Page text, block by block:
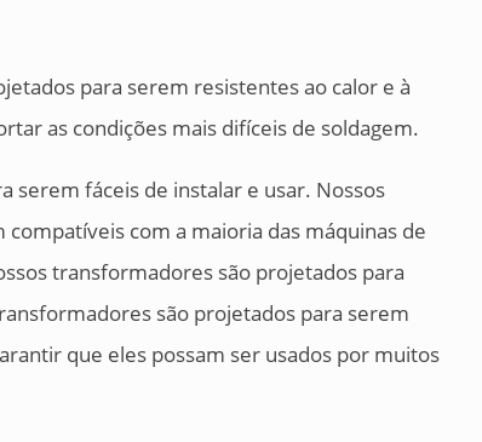
para serem resistentes ao calor e à
as condições mais difíceis de soldagem.
serem fáceis de instalar e usar. Nossos
com a maioria das máquinas de
transformadores são projetados para
são projetados para serem
que eles possam ser usados por muitos